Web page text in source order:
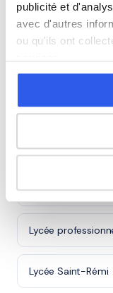
publicité et
avec d'autres
ou qu'ils ont
Cours particuliers
Cours
Lycées à
Lycée Saint-
Lycée
Lycée Saint-Rémi